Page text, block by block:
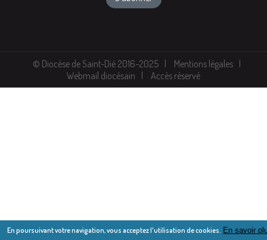
© Diocèse de Saint-Dié 2016-2025
Mentions légales
Webmail diocésain
Accès réservé
En poursuivant votre navigation, vous acceptez l'utilisation de cookies. En savoir